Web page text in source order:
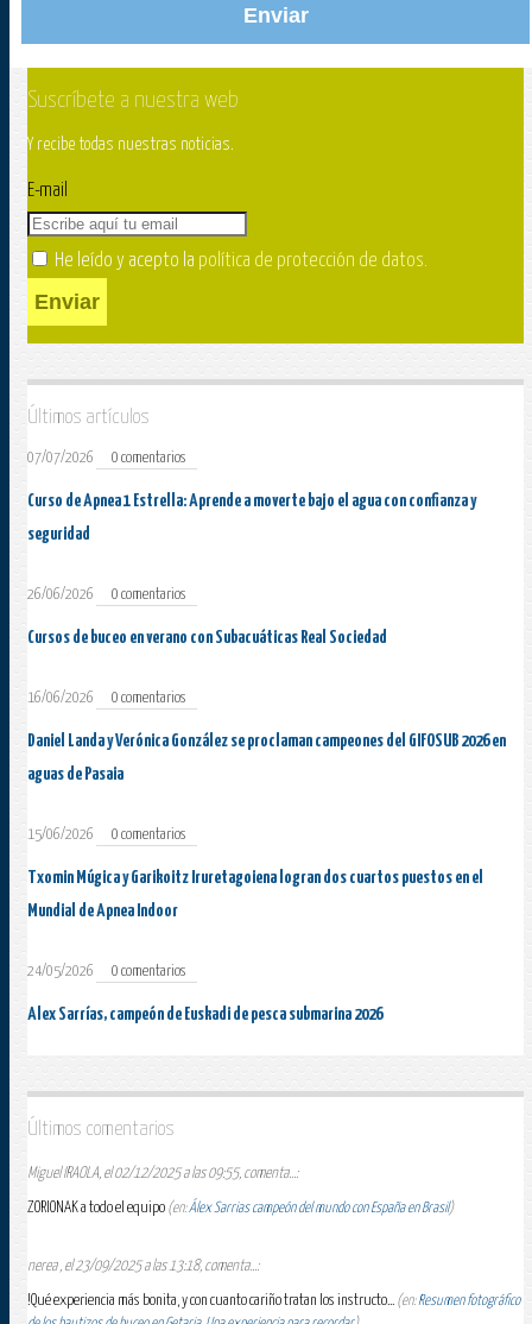
Enviar
Suscríbete a nuestra web
Y recibe todas nuestras noticias.
E-mail
He leído y acepto la política de protección de datos.
Enviar
Últimos artículos
07/07/2026 0 comentarios
Curso de Apnea 1 Estrella: Aprende a moverte bajo el agua con confianza y
seguridad
26/06/2026 0 comentarios
Cursos de buceo en verano con Subacuáticas Real Sociedad
16/06/2026 0 comentarios
Daniel Landa y Verónica González se proclaman campeones del GIFOSUB 2026 en
aguas de Pasaia
15/06/2026 0 comentarios
Txomin Múgica y Garikoitz Iruretagoiena logran dos cuartos puestos en el
Mundial de Apnea Indoor
24/05/2026 0 comentarios
Alex Sarrías, campeón de Euskadi de pesca submarina 2026
Últimos comentarios
Miguel IRAOLA, el 02/12/2025 a las 09:55, comenta...:
ZORIONAK a todo el equipo (en:Álex Sarrias campeón del mundo con España en Brasil)
nerea , el 23/09/2025 a las 13:18, comenta...:
!Qué experiencia más bonita, y con cuanto cariño tratan los instructo... (en:Resumen fotográfico